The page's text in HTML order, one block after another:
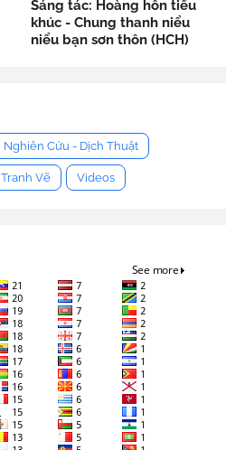
Sáng tác: Hoàng hôn tiểu
khúc - Chung thanh niểu
niểu bạn sơn thôn (HCH)
Nghiên Cứu - Dịch Thuật
Tranh Vẽ Videos